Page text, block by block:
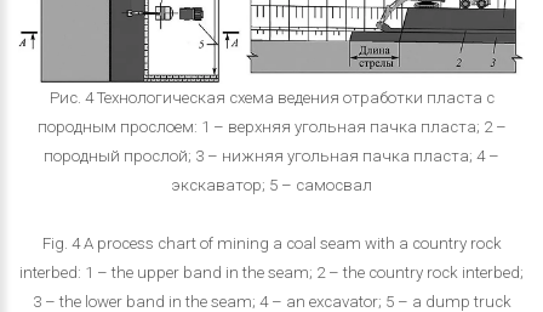
Рис. 4 Технологическая схема ведения отработки пласта с
породным прослоем: 1 – верхняя угольная пачка пласта; 2 –
породный прослой; 3 – нижняя угольная пачка пласта; 4 –
экскаватор; 5 – самосвал
Fig. 4 A process chart of mining a coal seam with a country rock
interbed: 1 – the upper band in the seam; 2 – the country rock interbed;
3 – the lower band in the seam; 4 – an excavator; 5 – a dump truck